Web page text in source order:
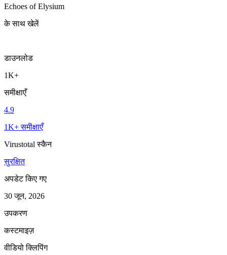
Echoes of Elysium
के साथ खेलें
डाउनलोड
1K+
समीक्षाएँ
4.9
1K+ समीक्षाएँ
Virustotal स्कैन
सुरक्षित
अपडेट किए गए
30 जून, 2026
उपकरण
कस्टमाइज़
वीडियो क्लिपिंग